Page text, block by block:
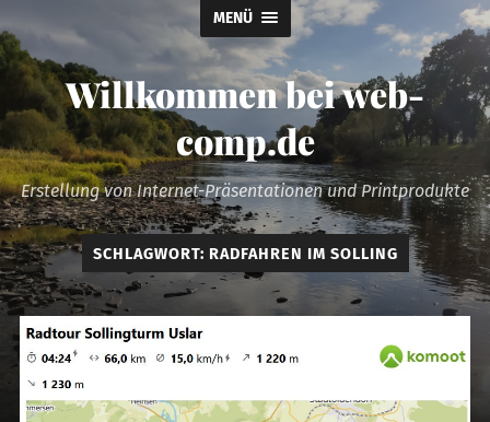
MENÜ
Willkommen bei web-
comp.de
Erstellung von Internet-Präsentationen und Printprodukte
SCHLAGWORT: RADFAHREN IM SOLLING